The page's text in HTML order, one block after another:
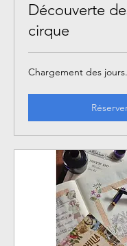
Découverte
cirque
Chargement des